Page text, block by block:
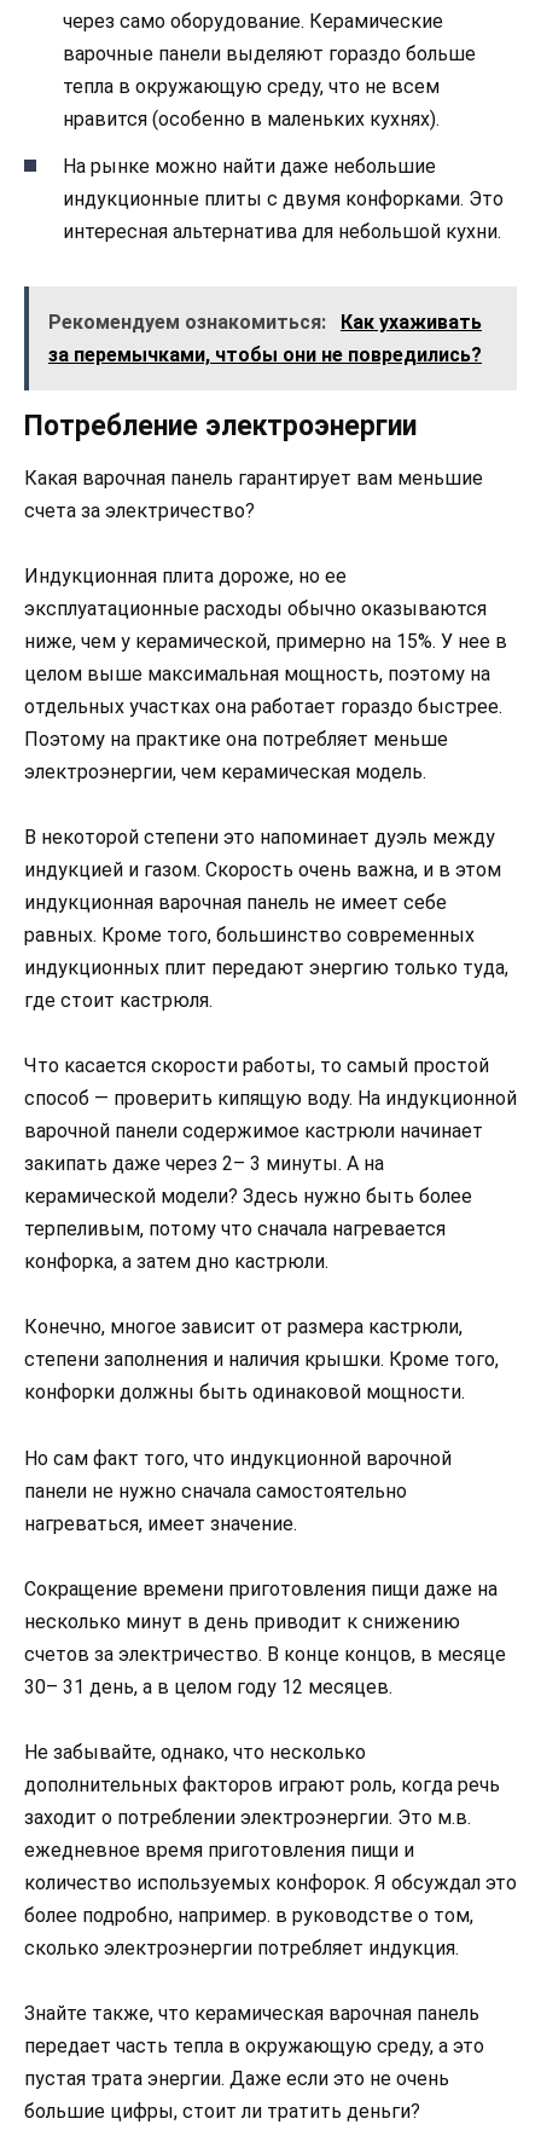
через само оборудование. Керамические
варочные панели выделяют гораздо больше
тепла в окружающую среду, что не всем
нравится (особенно в маленьких кухнях).
На рынке можно найти даже небольшие
индукционные плиты с двумя конфорками. Это
интересная альтернатива для небольшой кухни.
Рекомендуем ознакомиться:
Как ухаживать
за перемычками, чтобы они не повредились?
Потребление электроэнергии
Какая варочная панель гарантирует вам меньшие
счета за электричество?
Индукционная плита дороже, но ее
эксплуатационные расходы обычно оказываются
ниже, чем у керамической, примерно на 15%. У нее в
целом выше максимальная мощность, поэтому на
отдельных участках она работает гораздо быстрее.
Поэтому на практике она потребляет меньше
электроэнергии, чем керамическая модель.
В некоторой степени это напоминает дуэль между
индукцией и газом. Скорость очень важна, и в этом
индукционная варочная панель не имеет себе
равных. Кроме того, большинство современных
индукционных плит передают энергию только туда,
где стоит кастрюля.
Что касается скорости работы, то самый простой
способ — проверить кипящую воду. На индукционной
варочной панели содержимое кастрюли начинает
закипать даже через 2– 3 минуты. А на
керамической модели? Здесь нужно быть более
терпеливым, потому что сначала нагревается
конфорка, а затем дно кастрюли.
Конечно, многое зависит от размера кастрюли,
степени заполнения и наличия крышки. Кроме того,
конфорки должны быть одинаковой мощности.
Но сам факт того, что индукционной варочной
панели не нужно сначала самостоятельно
нагреваться, имеет значение.
Сокращение времени приготовления пищи даже на
несколько минут в день приводит к снижению
счетов за электричество. В конце концов, в месяце
30– 31 день, а в целом году 12 месяцев.
Не забывайте, однако, что несколько
дополнительных факторов играют роль, когда речь
заходит о потреблении электроэнергии. Это м.в.
ежедневное время приготовления пищи и
количество используемых конфорок. Я обсуждал это
более подробно, например. в руководстве о том,
сколько электроэнергии потребляет индукция.
Знайте также, что керамическая варочная панель
передает часть тепла в окружающую среду, а это
пустая трата энергии. Даже если это не очень
большие цифры, стоит ли тратить деньги?